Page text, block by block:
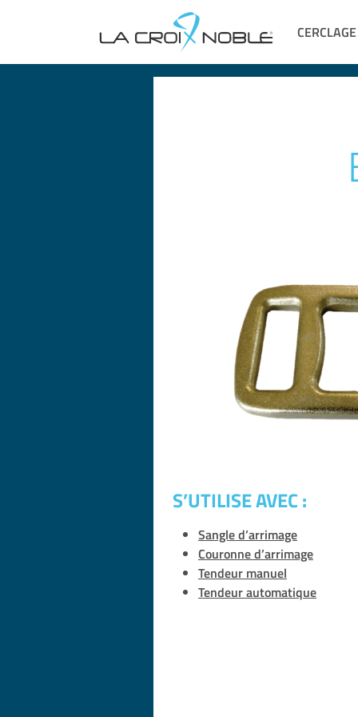
principale
CERCLAGE
S’UTILISE AVEC :
Sangle d’arrimage
Couronne d’arrimage
Tendeur manuel
Tendeur automatique